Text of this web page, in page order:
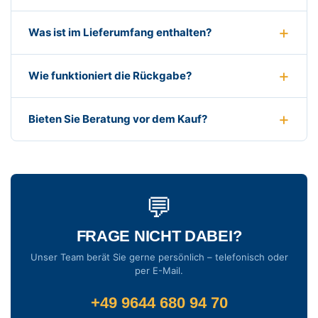
Was ist im Lieferumfang enthalten?
Wie funktioniert die Rückgabe?
Bieten Sie Beratung vor dem Kauf?
💬
FRAGE NICHT DABEI?
Unser Team berät Sie gerne persönlich – telefonisch oder
per E-Mail.
+49 9644 680 94 70